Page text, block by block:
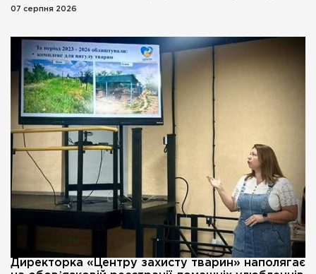
07 серпня 2026
Директорка «Центру захисту тварин» наполягає